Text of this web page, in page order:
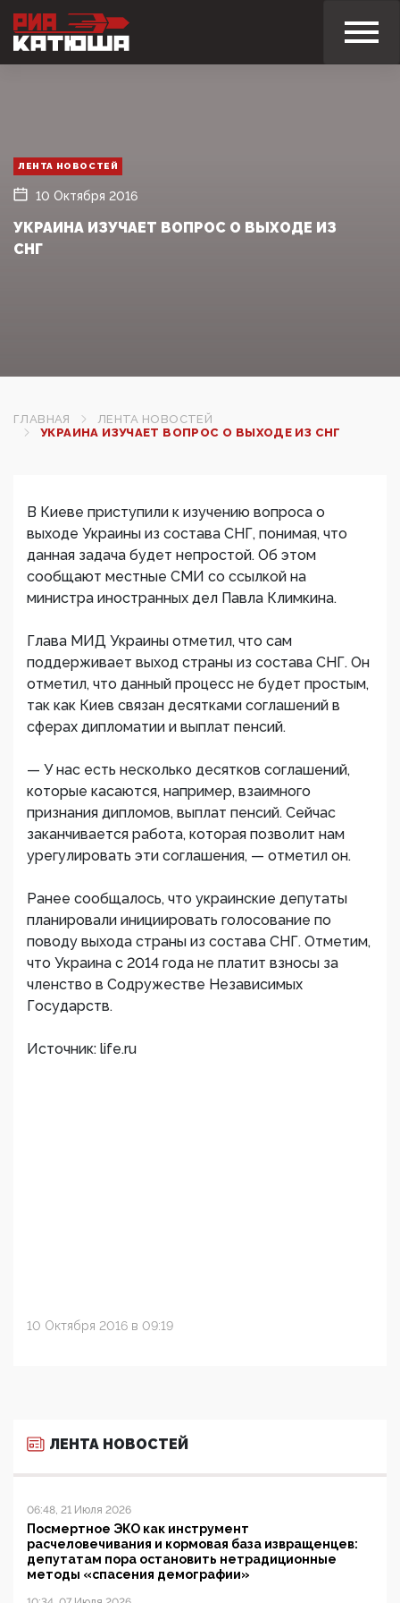
ЛЕНТА НОВОСТЕЙ
10 Октября 2016
УКРАИНА ИЗУЧАЕТ ВОПРОС О ВЫХОДЕ ИЗ
СНГ
ГЛАВНАЯ
ЛЕНТА НОВОСТЕЙ
УКРАИНА ИЗУЧАЕТ ВОПРОС О ВЫХОДЕ ИЗ СНГ
В Киеве приступили к изучению вопроса о
выходе Украины из состава СНГ, понимая, что
данная задача будет непростой. Об этом
сообщают местные СМИ со ссылкой на
министра иностранных дел Павла Климкина.
Глава МИД Украины отметил, что сам
поддерживает выход страны из состава СНГ. Он
отметил, что данный процесс не будет простым,
так как Киев связан десятками соглашений в
сферах дипломатии и выплат пенсий.
— У нас есть несколько десятков соглашений,
которые касаются, например, взаимного
признания дипломов, выплат пенсий. Сейчас
заканчивается работа, которая позволит нам
урегулировать эти соглашения, — отметил он.
Ранее сообщалось, что украинские депутаты
планировали инициировать голосование по
поводу выхода страны из состава СНГ. Отметим,
что Украина с 2014 года не платит взносы за
членство в Содружестве Независимых
Государств.
Источник: life.ru
10 Октября 2016 в 09:19
ЛЕНТА НОВОСТЕЙ
06:48, 21 Июля 2026
Посмертное ЭКО как инструмент
расчеловечивания и кормовая база извращенцев:
депутатам пора остановить нетрадиционные
методы «спасения демографии»